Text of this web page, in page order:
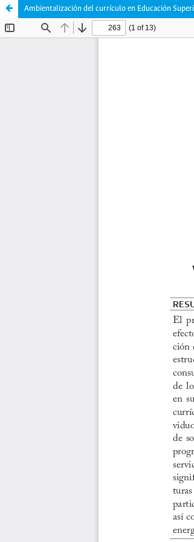
Ambientalización del currículo en Educación